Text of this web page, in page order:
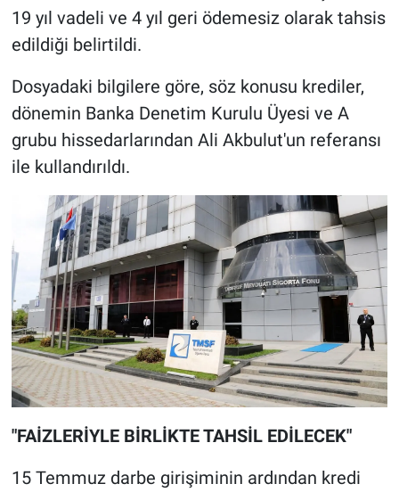
19 yıl vadeli ve 4 yıl geri ödemesiz olarak tahsis
edildiği belirtildi.
Dosyadaki bilgilere göre, söz konusu krediler,
dönemin Banka Denetim Kurulu Üyesi ve A
grubu hissedarlarından Ali Akbulut'un referansı
ile kullandırıldı.
"FAİZLERİYLE BİRLİKTE TAHSİL EDİLECEK"
15 Temmuz darbe girişiminin ardından kredi